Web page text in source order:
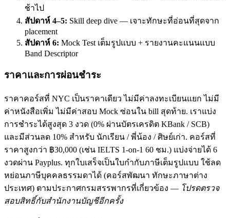
ช้าไป
สัปดาห์ 4–5: Skill deep dive — เจาะทักษะที่อ่อนที่สุดจาก
placement
สัปดาห์ 6: Mock Test เต็มรูปแบบ + รายงานคะแนนแบบ
Band Descriptor
ราคาและการผ่อนชำระ
ราคาคอร์สที่ NYC เป็นราคาเดียว ไม่มีค่าลงทะเบียนแยก ไม่มี
ค่าหนังสือเพิ่ม ไม่มีค่าสอบ Mock ซ่อนใน bill สุดท้าย. เราแบ่ง
การชำระได้สูงสุด 3 งวด (0% ผ่านบัตรเครดิต KBank / SCB)
และมีส่วนลด 10% สำหรับ นักเรียน / พี่น้อง / ศิษย์เก่า. คอร์สที่
ราคาสูงกว่า ฿30,000 (เช่น IELTS 1-on-1 60 ชม.) แบ่งจ่ายได้ 6
งวดผ่าน Payplus. ทุกใบเสร็จเป็นใบกำกับภาษีเต็มรูปแบบ ใช้ลด
หย่อนภาษีบุคคลธรรมดาได้ (คอร์สพัฒนา ทักษะภาษาต่าง
ประเทศ) ตามประกาศกรมสรรพากรที่เกี่ยวข้อง — โปรดตรวจ
สอบสิทธิ์กับสำนักงานบัญชีอีกครั้ง